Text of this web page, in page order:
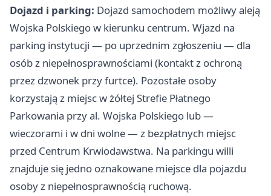
Dojazd i parking: Dojazd samochodem możliwy aleją
Wojska Polskiego w kierunku centrum. Wjazd na
parking instytucji — po uprzednim zgłoszeniu — dla
osób z niepełnosprawnościami (kontakt z ochroną
przez dzwonek przy furtce). Pozostałe osoby
korzystają z miejsc w żółtej Strefie Płatnego
Parkowania przy al. Wojska Polskiego lub —
wieczorami i w dni wolne — z bezpłatnych miejsc
przed Centrum Krwiodawstwa. Na parkingu willi
znajduje się jedno oznakowane miejsce dla pojazdu
osoby z niepełnosprawnością ruchową.